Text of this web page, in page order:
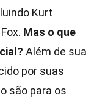
Kurt
Mas o que
Além de sua
por suas
são para os